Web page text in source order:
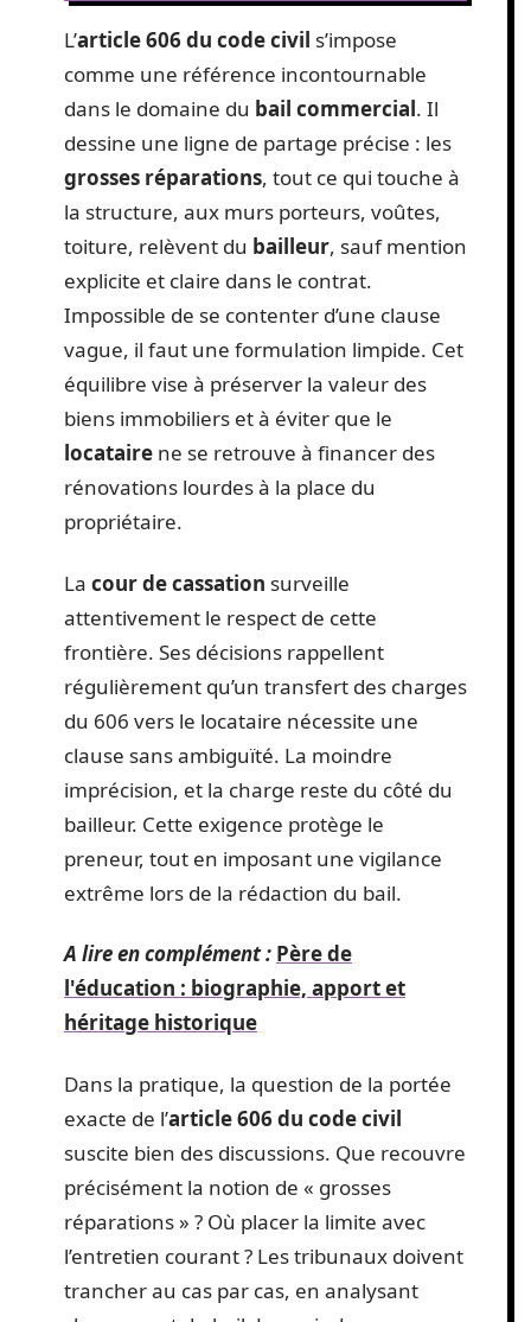
L’article 606 du code civil s’impose
comme une référence incontournable
dans le domaine du bail commercial. Il
dessine une ligne de partage précise : les
grosses réparations, tout ce qui touche à
la structure, aux murs porteurs, voûtes,
toiture, relèvent du bailleur, sauf mention
explicite et claire dans le contrat.
Impossible de se contenter d’une clause
vague, il faut une formulation limpide. Cet
équilibre vise à préserver la valeur des
biens immobiliers et à éviter que le
locataire ne se retrouve à financer des
rénovations lourdes à la place du
propriétaire.
La cour de cassation surveille
attentivement le respect de cette
frontière. Ses décisions rappellent
régulièrement qu’un transfert des charges
du 606 vers le locataire nécessite une
clause sans ambiguïté. La moindre
imprécision, et la charge reste du côté du
bailleur. Cette exigence protège le
preneur, tout en imposant une vigilance
extrême lors de la rédaction du bail.
A lire en complément : Père de
l'éducation : biographie, apport et
héritage historique
Dans la pratique, la question de la portée
exacte de l’article 606 du code civil
suscite bien des discussions. Que recouvre
précisément la notion de « grosses
réparations » ? Où placer la limite avec
l’entretien courant ? Les tribunaux doivent
trancher au cas par cas, en analysant